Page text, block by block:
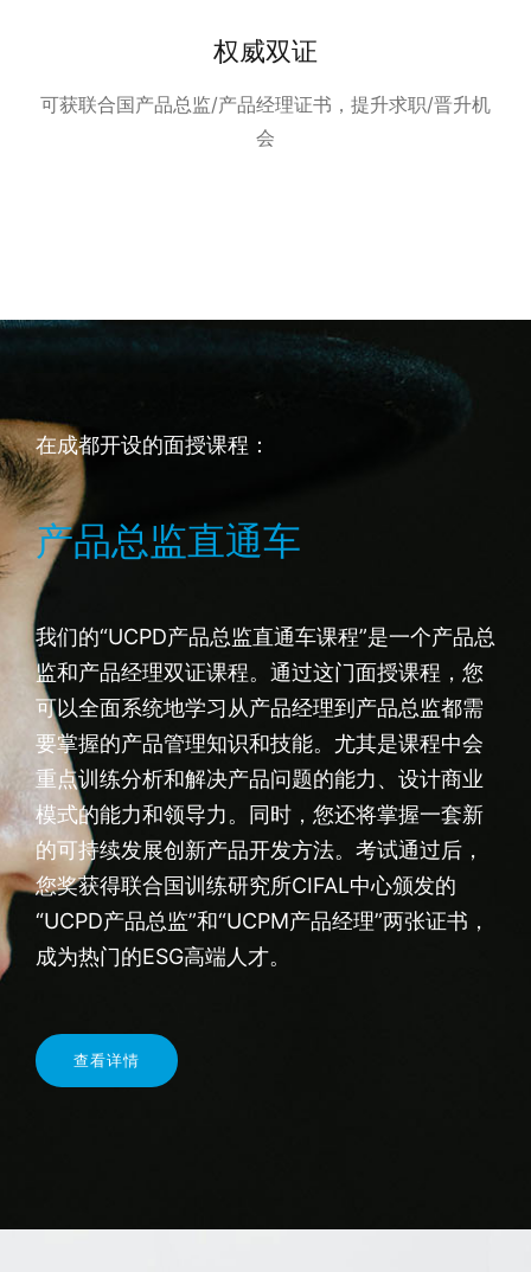
权威双证
可获联合国产品总监/产品经理证书，提升求职/晋升机
会
在成都开设的面授课程：
产品总监直通车
我们的“UCPD产品总监直通车课程”是一个产品总
监和产品经理双证课程。通过这门面授课程，您
可以全面系统地学习从产品经理到产品总监都需
要掌握的产品管理知识和技能。尤其是课程中会
重点训练分析和解决产品问题的能力、设计商业
模式的能力和领导力。同时，您还将掌握一套新
的可持续发展创新产品开发方法。考试通过后，
您奖获得联合国训练研究所CIFAL中心颁发的
“UCPD产品总监”和“UCPM产品经理”两张证书，
成为热门的ESG高端人才。
查看详情